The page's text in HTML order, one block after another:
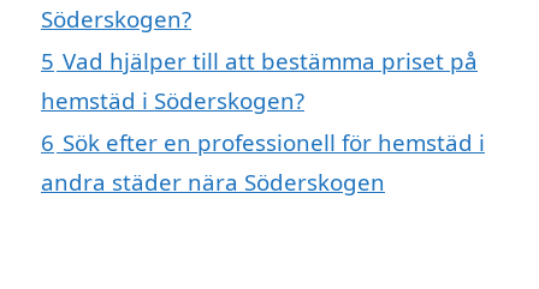
Söderskogen?
5 Vad hjälper till att bestämma priset på
hemstäd i Söderskogen?
6 Sök efter en professionell för hemstäd i
andra städer nära Söderskogen